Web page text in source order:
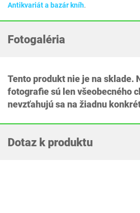
Antikvariát a bazár kníh.
Fotogaléria
Tento produkt nie je na sklade.
fotografie sú len všeobecného
nevzťahujú sa na žiadnu
Dotaz k produktu